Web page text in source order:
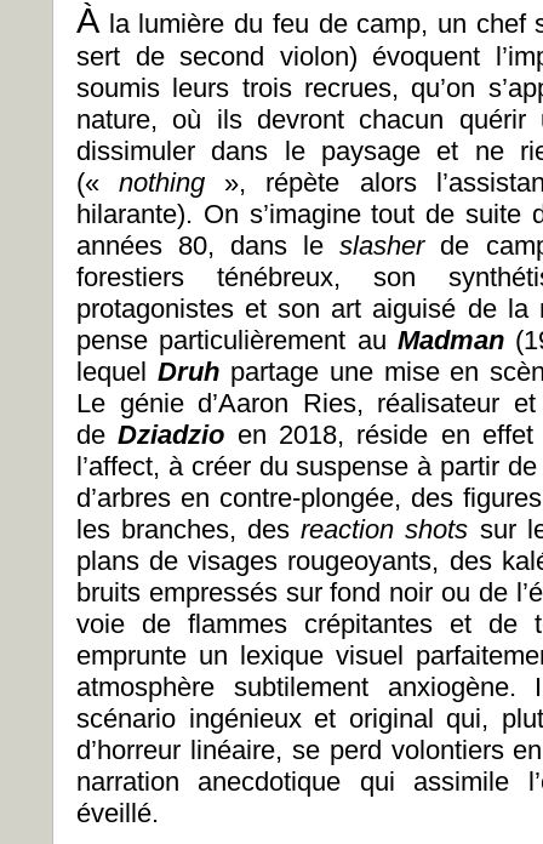
Àla lumière du feu de camp, un chef
sert de second violon) évoquent
soumis leurs trois recrues, qu’on
nature, où ils devront chacun
dissimuler dans le paysage et ne
(«nothing », répète alors
hilarante). On s’imagine tout de suite
années 80, dans leslasherde
forestiers ténébreux, son
protagonistes et son art aiguisé de la
pense particulièrement au Madman
lequel Druhpartage une mise en
Le génie d’Aaron Ries, réalisateur
deDziadzio en 2018, réside en
l’affect, à créer du suspense à partir
d’arbres en contre-plongée, des
les branches, desreaction shots sur
plans de visages rougeoyants, des
bruits empressés sur fond noir ou de
voie de flammes crépitantes et de
emprunte un lexique visuel
atmosphère subtilement
scénario ingénieux et original qui,
d’horreur linéaire, se perd volontiers
narration anecdotique qui assimile
éveillé.